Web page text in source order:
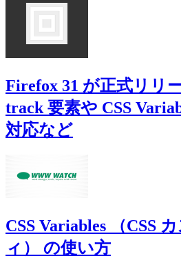
Firefox 31 が正式リリ
track 要素や CSS
対応など
CSS Variables （CSS
ィ） の使い方